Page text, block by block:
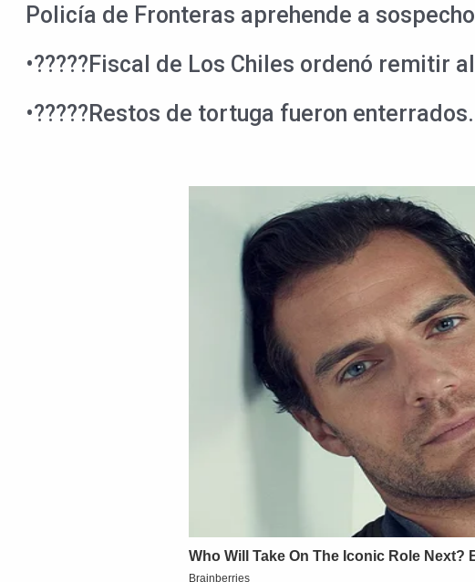
Policía de Fronteras aprehende a
•?????Fiscal de Los Chiles ordenó remitir
•?????Restos de tortuga fueron enterrados.